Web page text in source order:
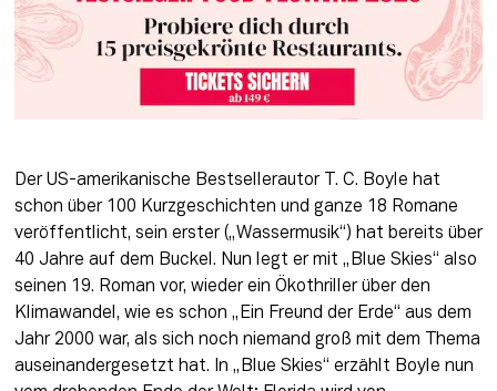
Der US-amerikanische Bestsellerautor T. C. Boyle hat
schon über 100 Kurzgeschichten und ganze 18 Romane
veröffentlicht, sein erster („Wassermusik“) hat bereits über
40 Jahre auf dem Buckel. Nun legt er mit „Blue Skies“ also
seinen 19. Roman vor, wieder ein Ökothriller über den
Klimawandel, wie es schon „Ein Freund der Erde“ aus dem
Jahr 2000 war, als sich noch niemand groß mit dem Thema
auseinandergesetzt hat. In „Blue Skies“ erzählt Boyle nun